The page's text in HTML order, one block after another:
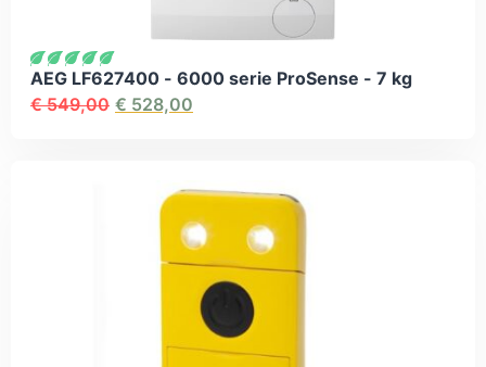
AEG LF627400 - 6000 serie ProSense - 7 kg
€549,00 € 528,00